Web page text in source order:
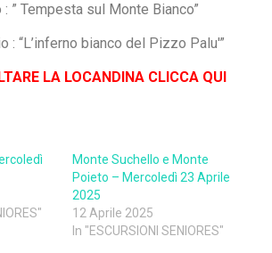
” Tempesta sul Monte Bianco”
: “L’inferno bianco del Pizzo Palu'”
LA LOCANDINA CLICCA QUI
Monte Suchello e Monte
Poieto – Mercoledì 23 Aprile
2025
12 Aprile 2025
In "ESCURSIONI SENIORES"